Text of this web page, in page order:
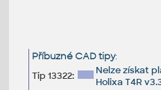
Příbuzné CAD tipy:
Tip 13322:
Nelze získat
Holixa T4R